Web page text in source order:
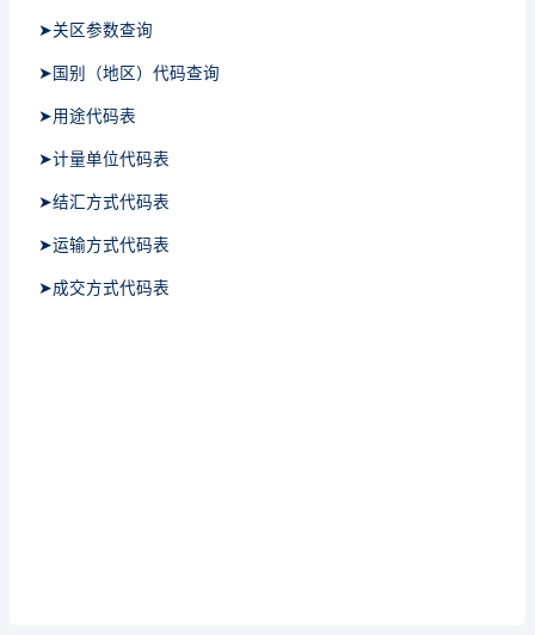
➤关区参数查询
➤国别（地区）代码查询
➤用途代码表
➤计量单位代码表
➤结汇方式代码表
➤运输方式代码表
➤成交方式代码表